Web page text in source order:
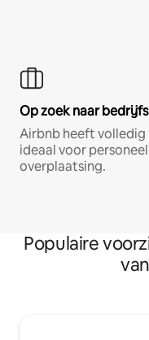
Op zoek naar
Airbnb heeft
ideaal voor
overplaatsing.
Populaire